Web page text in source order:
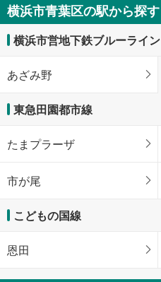
横浜市青葉区の駅から探す
横浜市営地下鉄ブルーライン
あざみ野
東急田園都市線
たまプラーザ
市が尾
こどもの国線
恩田